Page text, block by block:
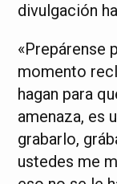
divulgación
«Prepárense
momento
hagan para
amenaza, es
grabarlo,
ustedes me